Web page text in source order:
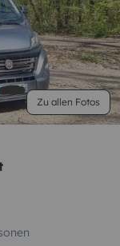
Zu allen Fotos